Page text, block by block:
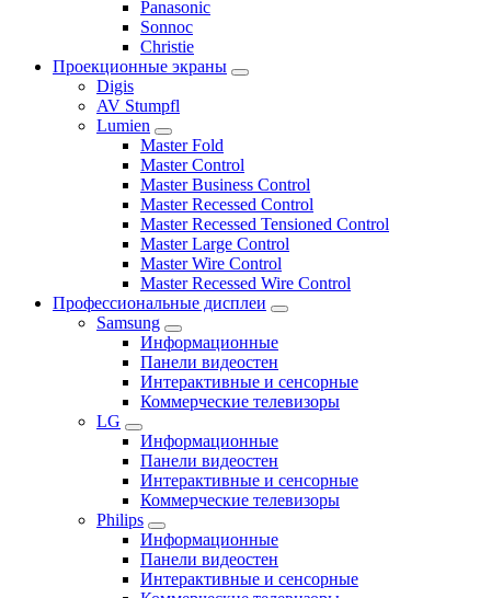
Panasonic
Sonnoc
Сhristie
Проекционные экраны
Digis
AV Stumpfl
Lumien
Master Fold
Master Control
Master Business Control
Master Recessed Control
Master Recessed Tensioned Control
Master Large Control
Master Wire Control
Master Recessed Wire Control
Профессиональные дисплеи
Samsung
Информационные
Панели видеостен
Интерактивные и сенсорные
Коммерческие телевизоры
LG
Информационные
Панели видеостен
Интерактивные и сенсорные
Коммерческие телевизоры
Philips
Информационные
Панели видеостен
Интерактивные и сенсорные